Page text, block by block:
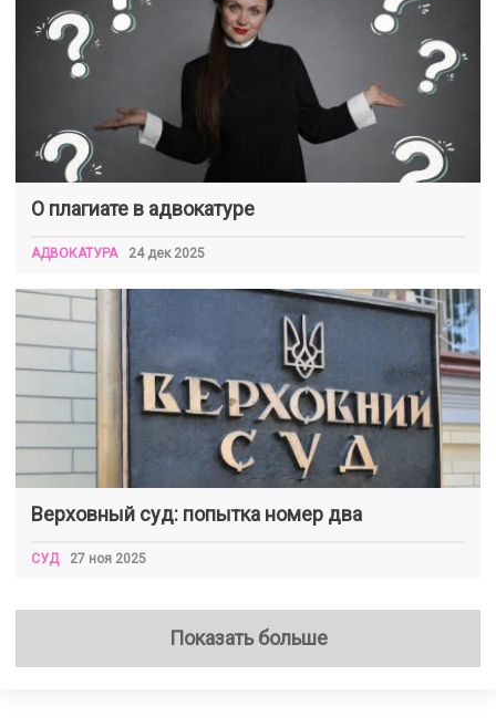
О плагиате в адвокатуре
АДВОКАТУРА 24 дек 2025
Верховный суд: попытка номер два
СУД 27 ноя 2025
Показать больше